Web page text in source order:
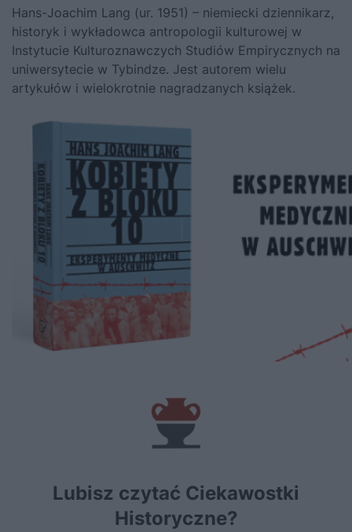
Hans-Joachim Lang (ur. 1951) – niemiecki dziennikarz,
historyk i wykładowca antropologii kulturowej w
Instytucie Kulturoznawczych Studiów Empirycznych na
uniwersytecie w Tybindze. Jest autorem wielu
artykułów i wielokrotnie nagradzanych książek.